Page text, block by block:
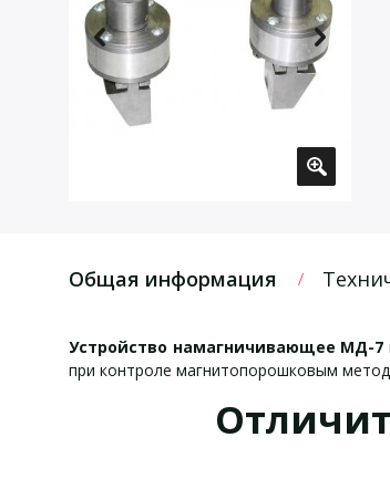
Общая информация
Устройство намагничивающее МД-7
при контроле магнитопорошковым